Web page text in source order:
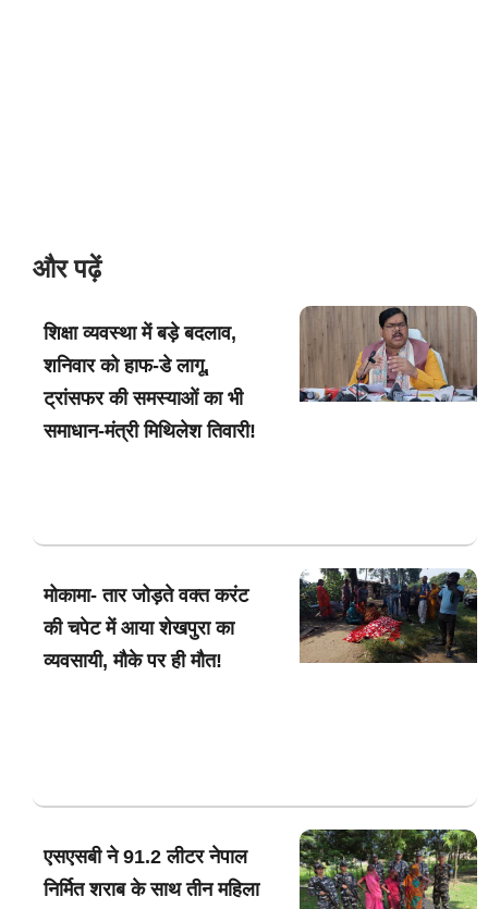
और पढ़ें
शिक्षा व्यवस्था में बड़े बदलाव,
शनिवार को हाफ-डे लागू,
ट्रांसफर की समस्याओं का भी
समाधान-मंत्री मिथिलेश तिवारी!
मोकामा- तार जोड़ते वक्त करंट
की चपेट में आया शेखपुरा का
व्यवसायी, मौके पर ही मौत!
एसएसबी ने 91.2 लीटर नेपाल
निर्मित शराब के साथ तीन महिला